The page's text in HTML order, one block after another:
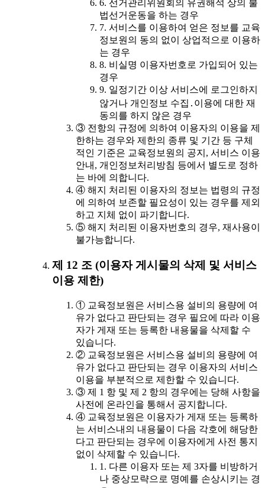
6. 선거관리위원회의 유권해석 상의 불
법선거운동을 하는 경우
7. 서비스를 이용하여 얻은 정보를 교육
정보원의 동의 없이 상업적으로 이용하
는 경우
8. 비실명 이용자번호로 가입되어 있는
경우
9. 일정기간 이상 서비스에 로그인하지
않거나 개인정보 수집․이용에 대한 재
동의를 하지 않은 경우
③ 전항의 규정에 의하여 이용자의 이용을 제
한하는 경우와 제한의 종류 및 기간 등 구체
적인 기준은 교육정보원의 공지, 서비스 이용
안내, 개인정보처리방침 등에서 별도로 정하
는 바에 의합니다.
④ 해지 처리된 이용자의 정보는 법령의 규정
에 의하여 보존할 필요성이 있는 경우를 제외
하고 지체 없이 파기합니다.
⑤ 해지 처리된 이용자번호의 경우, 재사용이
불가능합니다.
제 12 조 (이용자 게시물의 삭제 및 서비스
이용 제한)
① 교육정보원은 서비스용 설비의 용량에 여
유가 없다고 판단되는 경우 필요에 따라 이용
자가 게재 또는 등록한 내용물을 삭제할 수
있습니다.
② 교육정보원은 서비스용 설비의 용량에 여
유가 없다고 판단되는 경우 이용자의 서비스
이용을 부분적으로 제한할 수 있습니다.
③ 제 1 항 및 제 2 항의 경우에는 당해 사항을
사전에 온라인을 통해서 공지합니다.
④ 교육정보원은 이용자가 게재 또는 등록하
는 서비스내의 내용물이 다음 각호에 해당한
다고 판단되는 경우에 이용자에게 사전 통지
없이 삭제할 수 있습니다.
1. 다른 이용자 또는 제 3자를 비방하거
나 중상모략으로 명예를 손상시키는 경